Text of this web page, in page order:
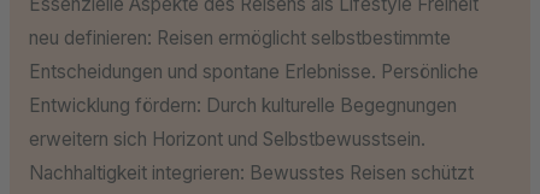
neu definieren: Reisen ermöglicht selbstbestimmte
Entscheidungen und spontane Erlebnisse. Persönliche
Entwicklung fördern: Durch kulturelle Begegnungen
erweitern sich Horizont und Selbstbewusstsein.
Nachhaltigkeit integrieren: Bewusstes Reisen schützt